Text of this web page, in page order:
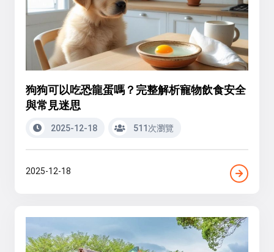
狗狗可以吃恐龍蛋嗎？完整解析寵物飲食安全
與常見迷思
2025-12-18 511次瀏覽
2025-12-18